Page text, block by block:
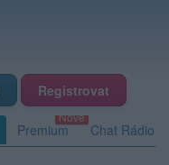
Registrovat
Premium Chat Rádio